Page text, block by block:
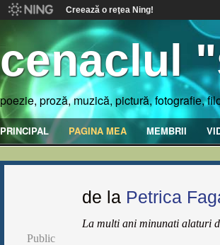
Creează o reţea Ning!
cenaclul
poezie, proză, muzică, pictură, fotografie,
PRINCIPAL PAGINA MEA MEMBRII
Public
de la Petrica
La multi ani minunati alaturi